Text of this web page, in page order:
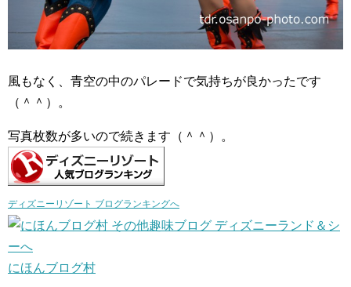
風もなく、青空の中のパレードで気持ちが良かったです
（＾＾）。
写真枚数が多いので続きます（＾＾）。
ディズニーリゾート ブログランキングへ
にほんブログ村